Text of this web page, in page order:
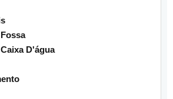
D'água